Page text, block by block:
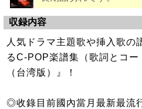
収録内容
人気ドラマ主題歌や挿入歌の
るC-POP楽譜集（歌詞とコ
（台湾版）』！
◎收錄目前國內當月最新最流